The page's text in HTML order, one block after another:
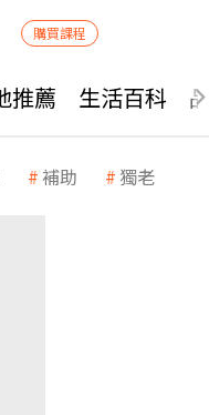
購買課程
推薦 生活百科
補助 獨老